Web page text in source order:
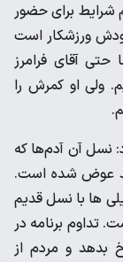
شرایط برای حضور
ورزشکار است
آقای فرامرز
ولی او کمرش را
نسل آن آدم‌ها که
عوض شده است.
ها با نسل قدیم
تداوم برنامه در
بدهد و مردم از